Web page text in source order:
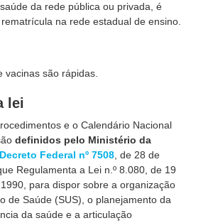
da rede pública ou privada, é
na rede estadual de ensino.
vacinas são rápidas.
lei
e o Calendário Nacional
definidos pelo Ministério da
Decreto Federal nº 7508 , de 28 de
Regulamenta a Lei n.º 8.080, de 19
para dispor sobre a organização
de Saúde (SUS), o planejamento da
da saúde e a articulação